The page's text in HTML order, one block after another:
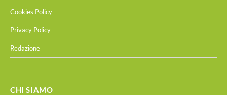
Cookies Policy
Privacy Policy
Redazione
CHI SIAMO